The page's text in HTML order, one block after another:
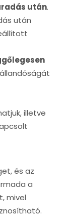
után.
után
illetve
és az
a
mivel